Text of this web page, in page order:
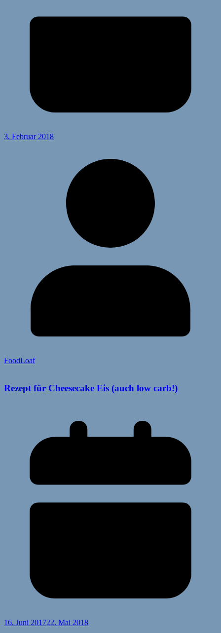
3. Februar 2018
FoodLoaf
Rezept für Cheesecake Eis (auch low carb!)
16. Juni 201722. Mai 2018